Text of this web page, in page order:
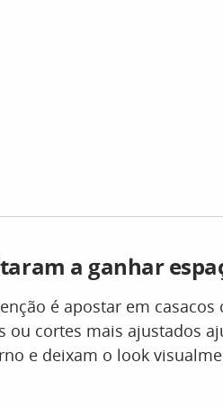
a ganhar
é apostar em casacos
ou cortes mais ajustados
e deixam o look